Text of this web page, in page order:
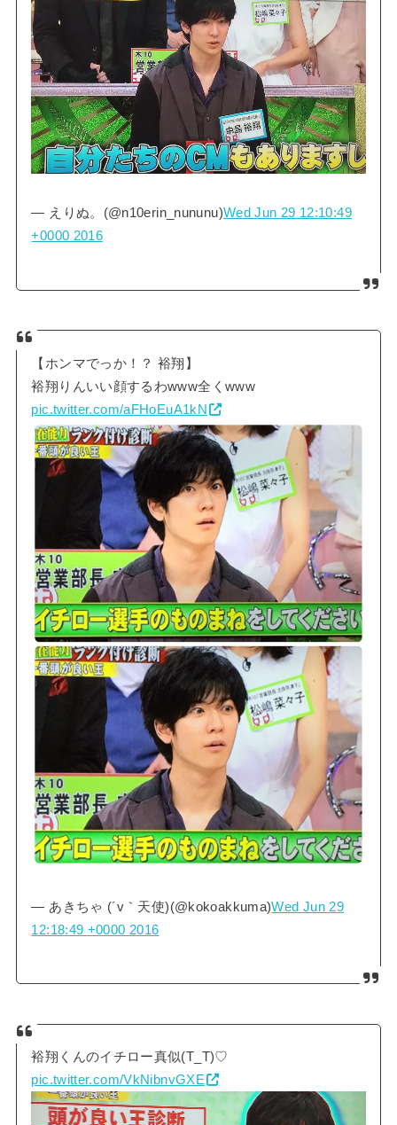
— えりぬ。(@n10erin_nununu)Wed Jun 29 12:10:49
+0000 2016
【ホンマでっか！？ 裕翔】
裕翔りんいい顔するわwww全くwww
pic.twitter.com/aFHoEuA1kN
— あきちゃ (´v｀天使)(@kokoakkuma)Wed Jun 29
12:18:49 +0000 2016
裕翔くんのイチロー真似(T_T)♡
pic.twitter.com/VkNibnvGXE